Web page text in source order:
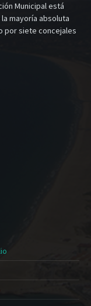
Municipal está
mayoría absoluta
por siete concejales